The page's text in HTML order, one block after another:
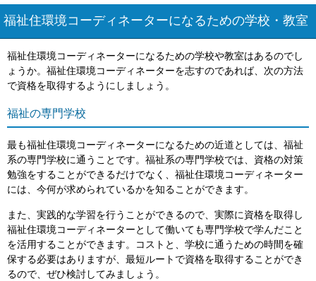
福祉住環境コーディネーターになるための学校・教室
福祉住環境コーディネーターになるための学校や教室はあるのでし
ょうか。福祉住環境コーディネーターを志すのであれば、次の方法
で資格を取得するようにしましょう。
福祉の専門学校
最も福祉住環境コーディネーターになるための近道としては、福祉
系の専門学校に通うことです。福祉系の専門学校では、資格の対策
勉強をすることができるだけでなく、福祉住環境コーディネーター
には、今何が求められているかを知ることができます。
また、実践的な学習を行うことができるので、実際に資格を取得し
福祉住環境コーディネーターとして働いても専門学校で学んだこと
を活用することができます。コストと、学校に通うための時間を確
保する必要はありますが、最短ルートで資格を取得することができ
るので、ぜひ検討してみましょう。